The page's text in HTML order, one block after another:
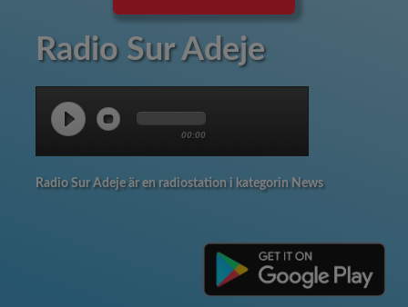
Radio Sur Adeje
00:00
Radio Sur Adeje är en radiostation i kategorin News